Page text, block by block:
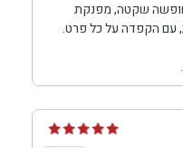
שקטה, מפנקת
עם הקפדה על כל פרט.